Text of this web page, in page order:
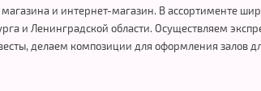
и интернет-магазин. В ассортименте
и Ленинградской области. Осуществляем
делаем композиции для оформления залов